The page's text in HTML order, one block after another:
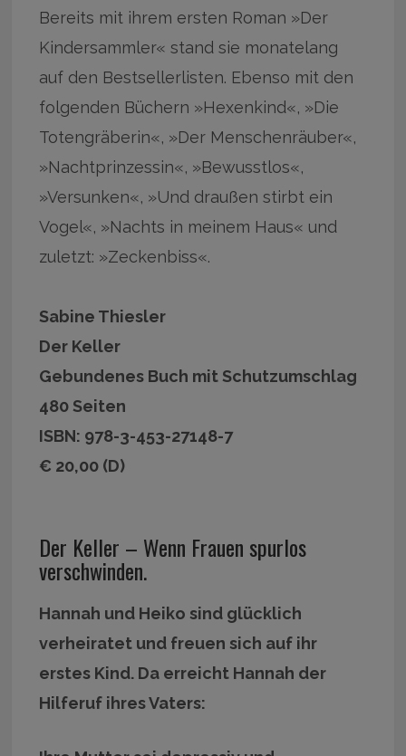
Bereits mit ihrem ersten Roman »Der
Kindersammler« stand sie monatelang
auf den Bestsellerlisten. Ebenso mit den
folgenden Büchern »Hexenkind«, »Die
Totengräberin«, »Der Menschenräuber«,
»Nachtprinzessin«, »Bewusstlos«,
»Versunken«, »Und draußen stirbt ein
Vogel«, »Nachts in meinem Haus« und
zuletzt: »Zeckenbiss«.
Sabine Thiesler
Der Keller
Gebundenes Buch mit Schutzumschlag
480 Seiten
ISBN: 978-3-453-27148-7
€ 20,00 (D)
Der Keller – Wenn Frauen spurlos
verschwinden.
Hannah und Heiko sind glücklich
verheiratet und freuen sich auf ihr
erstes Kind. Da erreicht Hannah der
Hilferuf ihres Vaters: